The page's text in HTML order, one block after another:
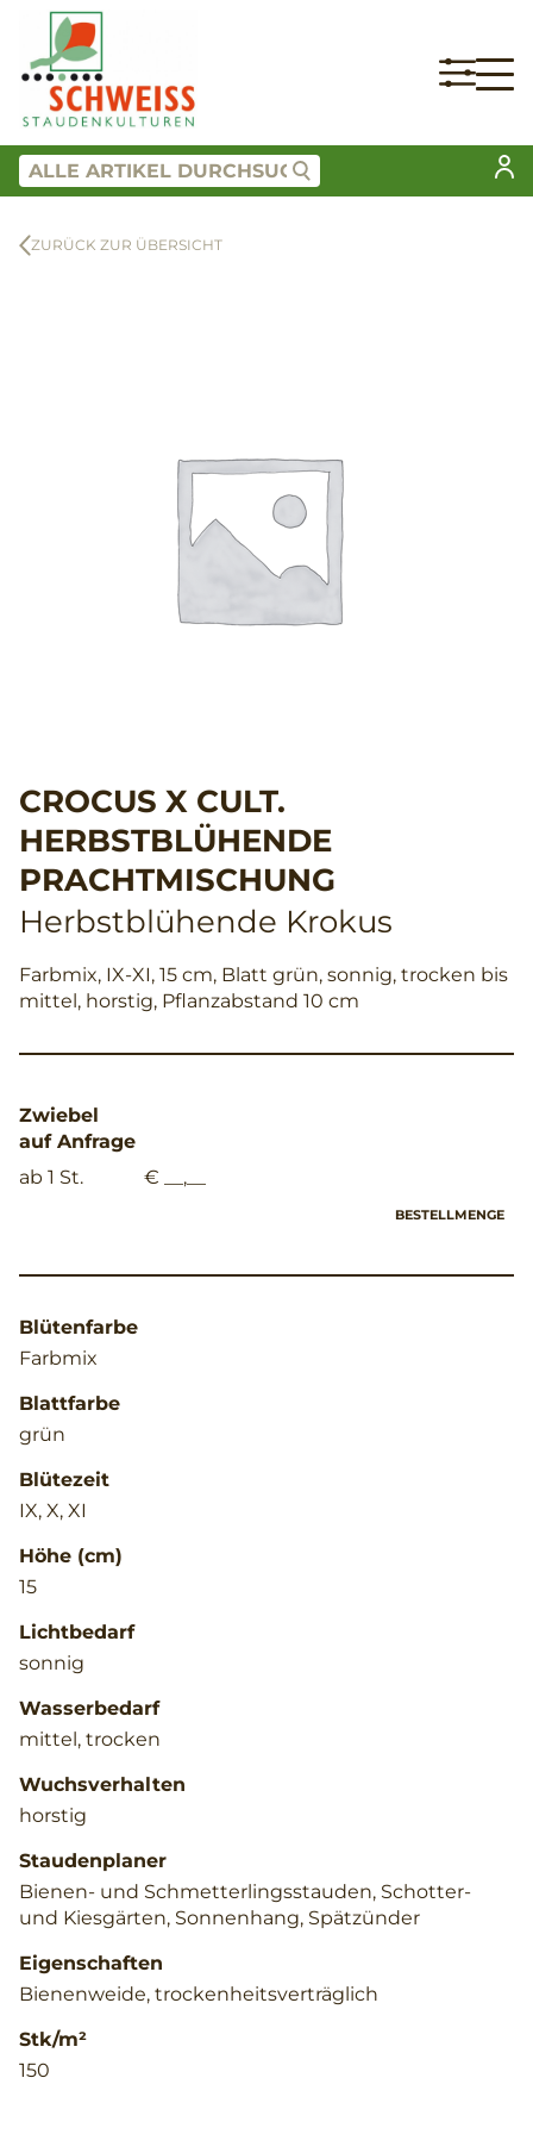
ZURÜCK ZUR ÜBERSICHT
CROCUS X CULT.
HERBSTBLÜHENDE
PRACHTMISCHUNG
Herbstblühende Krokus
Farbmix, IX-XI, 15 cm, Blatt grün, sonnig, trocken bis
mittel, horstig, Pflanzabstand 10 cm
Zwiebel
auf Anfrage
ab 1 St.
€ __,__
BESTELLMENGE
Blütenfarbe
Farbmix
Blattfarbe
grün
Blütezeit
IX, X, XI
Höhe (cm)
15
Lichtbedarf
sonnig
Wasserbedarf
mittel, trocken
Wuchsverhalten
horstig
Staudenplaner
Bienen- und Schmetterlingsstauden, Schotter-
und Kiesgärten, Sonnenhang, Spätzünder
Eigenschaften
Bienenweide, trockenheitsverträglich
Stk/m²
150